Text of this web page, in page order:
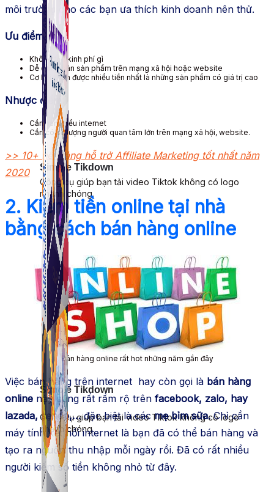
Simple Tikdown
Công cụ giúp bạn tải video Tiktok không có logo
nhanh chóng.
Simple Tikdown
Công cụ giúp bạn tải video Tiktok không có logo
nhanh chóng.
môi trường cho các bạn ưa thích kinh doanh nên thử.
Ưu điểm:
Không tốn kinh phí gì
Dễ dàng bán sản phẩm trên mạng xã hội hoặc website
Cơ hội kiếm được nhiều tiền nhất là những sản phẩm có giá trị cao
Nhược điểm:
Cần ham hiểu internet
Cần có số lượng người quan tâm lớn trên mạng xã hội, website.
>> 10+ nền tảng hỗ trở Affiliate Marketing tốt nhất năm
2020
2. Kiếm tiền online tại nhà
bằng cách bán hàng online
Bán hàng online rất hot những năm gần đây
Việc bán hàng trên internet hay còn gọi là bán hàng
online này cũng rất rầm rộ trên facebook, zalo, hay
lazada, sendo,…đặc biệt là cácmẹ bỉm sữa.Chỉ cần
máy tính kết nối internet là bạn đã có thể bán hàng và
tạo ra nguồn thu nhập mỗi ngày rồi. Đã có rất nhiều
người kiếm số tiền không nhỏ từ đây.